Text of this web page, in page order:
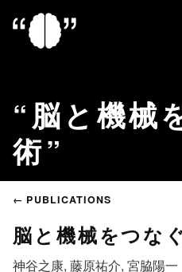
脳と機械
術
← PUBLICATIONS
脳と機械をつな
神谷之康, 藤原祐介, 宮脇陽一